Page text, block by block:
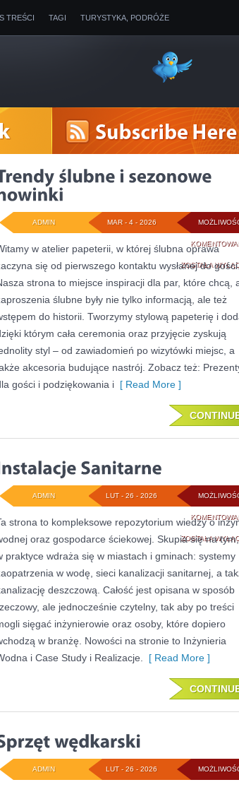
TREŚCI TAGI TURYSTYKA, PODRÓŻE
ZOSTAŁA
MAR - 4 - 2026
ADMIN
w atelier papeterii, w której ślubna oprawa
się od pierwszego kontaktu wysłanej do
strona to miejsce inspiracji dla par, które chcą,
ślubne były nie tylko informacją, ale też
do historii. Tworzymy stylową papeterię i
którym cała ceremonia oraz przyjęcie zyskują
styl – od zawiadomień po wizytówki miejsc, a
akcesoria budujące nastrój. Zobacz też:
gości i podziękowania i [ Read More ]
ZOSTAŁA
LUT - 26 - 2026
ADMIN
strona to kompleksowe repozytorium wiedzy o
oraz gospodarce ściekowej. Skupia się na
praktyce wdraża się w miastach i gminach: systemy
w wodę, sieci kanalizacji sanitarnej, a
deszczową. Całość jest opisana w sposób
ale jednocześnie czytelny, tak aby po treści
sięgać inżynierowie oraz osoby, które dopiero
w branżę. Nowości na stronie to Inżynieria
i Case Study i Realizacje.
[ Read More ]
LUT - 26 - 2026
ADMIN